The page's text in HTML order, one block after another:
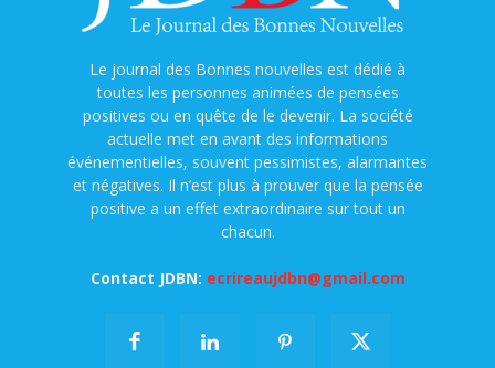
Le journal des Bonnes nouvelles est dédié à
toutes les personnes animées de pensées
positives ou en quête de le devenir. La société
actuelle met en avant des informations
événementielles, souvent pessimistes, alarmantes
et négatives. Il n’est plus à prouver que la pensée
positive a un effet extraordinaire sur tout un
chacun.
Contact JDBN: ecrireaujdbn@gmail.com